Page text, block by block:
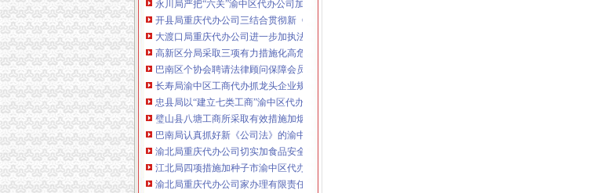
开县局重庆代办公司三结合贯彻新《公司法》和《公司登记管理条例》
大渡口局重庆代办公司进一步加执法质量管理工作
高新区分局采取三项有力措施化高危行业市渝中区代办公司场主体节日监管
巴南区个协会聘请法律顾问保障会员合法权益
长寿局渝中区工商代办抓龙头企业规范农资管理
忠县局以“建立七类工商”渝中区代办营业执照落实市局2006年工作要点
璧山县八塘工商所采取有效措施加烟花竹管理
巴南局认真抓好新《公司法》的渝中区工商代办贯彻实施
渝北局重庆代办公司切实加食品安全监管
江北局四项措施加种子市渝中区代办营业执照场监管保护春耕播种
渝北局重庆代办公司家办理有限责任公司变更为一人公司
国家工商总局渝中区工商代办检查组检查大足局行政执法工作